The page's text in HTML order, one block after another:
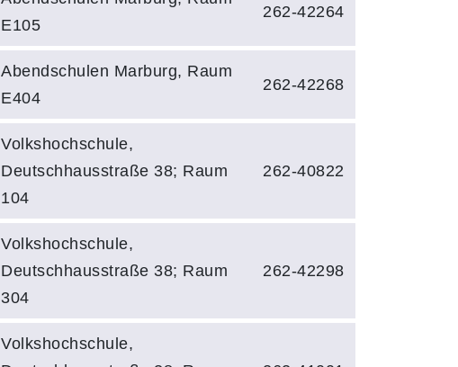
E105
262-42264
Abendschulen Marburg, Raum
E404
262-42268
Volkshochschule,
Deutschhausstraße 38; Raum
104
262-40822
Volkshochschule,
Deutschhausstraße 38; Raum
304
262-42298
Volkshochschule,